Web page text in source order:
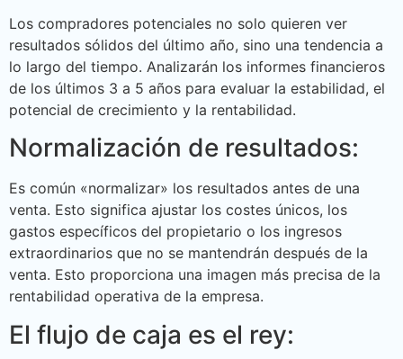
Los compradores potenciales no solo quieren ver
resultados sólidos del último año, sino una tendencia a
lo largo del tiempo. Analizarán los informes financieros
de los últimos 3 a 5 años para evaluar la estabilidad, el
potencial de crecimiento y la rentabilidad.
Normalización de resultados:
Es común «normalizar» los resultados antes de una
venta. Esto significa ajustar los costes únicos, los
gastos específicos del propietario o los ingresos
extraordinarios que no se mantendrán después de la
venta. Esto proporciona una imagen más precisa de la
rentabilidad operativa de la empresa.
El flujo de caja es el rey: